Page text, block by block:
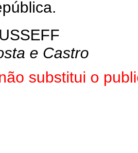
e Castro
substitui o